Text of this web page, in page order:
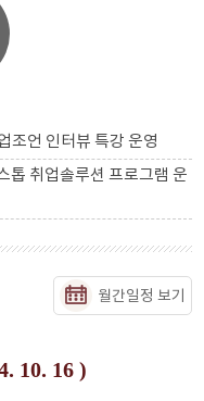
조언 인터뷰 특강 운영
톱 취업솔루션 프로그램 운
월간일정 보기
10. 16 )